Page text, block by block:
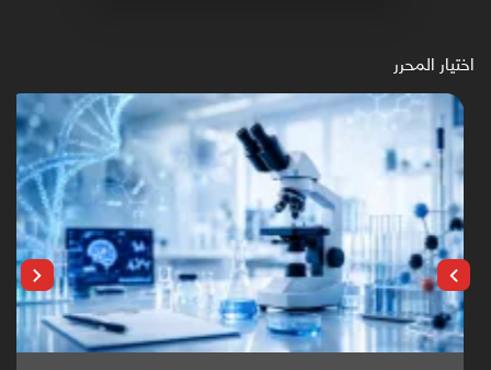
اختيار المحرر